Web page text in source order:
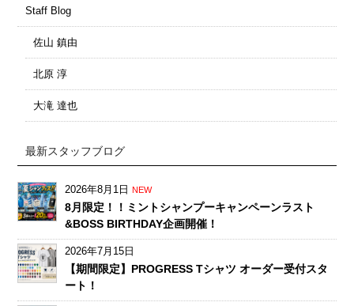
Staff Blog
佐山 鎮由
北原 淳
大滝 達也
最新スタッフブログ
2026年8月1日 NEW
8月限定！！ミントシャンプーキャンペーンラスト
&BOSS BIRTHDAY企画開催！
2026年7月15日
【期間限定】PROGRESS Tシャツ オーダー受付スタ
ート！